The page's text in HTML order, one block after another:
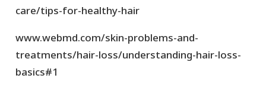
care/tips-for-healthy-hair
www.webmd.com/skin-problems-and-
treatments/hair-loss/understanding-hair-loss-
basics#1